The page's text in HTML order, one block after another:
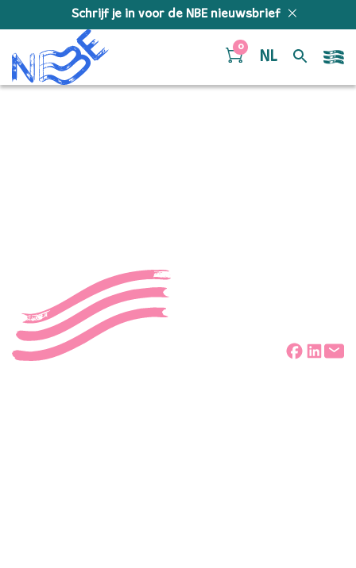
Schrijf je in voor de NBE nieuwsbrief
0
NL